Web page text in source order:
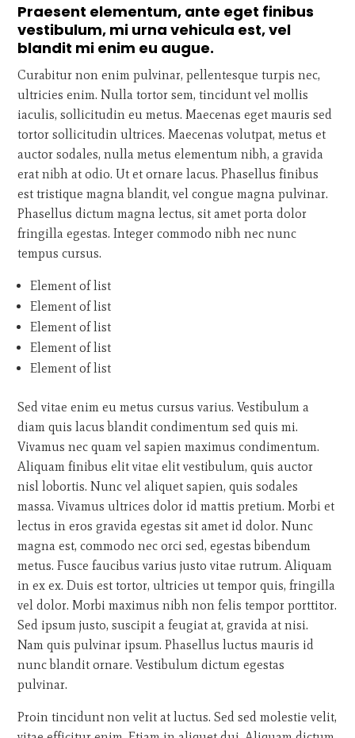
Praesent elementum, ante eget finibus
vestibulum, mi urna vehicula est, vel
blandit mi enim eu augue.
Curabitur non enim pulvinar, pellentesque turpis nec,
ultricies enim. Nulla tortor sem, tincidunt vel mollis
iaculis, sollicitudin eu metus. Maecenas eget mauris sed
tortor sollicitudin ultrices. Maecenas volutpat, metus et
auctor sodales, nulla metus elementum nibh, a gravida
erat nibh at odio. Ut et ornare lacus. Phasellus finibus
est tristique magna blandit, vel congue magna pulvinar.
Phasellus dictum magna lectus, sit amet porta dolor
fringilla egestas. Integer commodo nibh nec nunc
tempus cursus.
Element of list
Element of list
Element of list
Element of list
Element of list
Sed vitae enim eu metus cursus varius. Vestibulum a
diam quis lacus blandit condimentum sed quis mi.
Vivamus nec quam vel sapien maximus condimentum.
Aliquam finibus elit vitae elit vestibulum, quis auctor
nisl lobortis. Nunc vel aliquet sapien, quis sodales
massa. Vivamus ultrices dolor id mattis pretium. Morbi et
lectus in eros gravida egestas sit amet id dolor. Nunc
magna est, commodo nec orci sed, egestas bibendum
metus. Fusce faucibus varius justo vitae rutrum. Aliquam
in ex ex. Duis est tortor, ultricies ut tempor quis, fringilla
vel dolor. Morbi maximus nibh non felis tempor porttitor.
Sed ipsum justo, suscipit a feugiat at, gravida at nisi.
Nam quis pulvinar ipsum. Phasellus luctus mauris id
nunc blandit ornare. Vestibulum dictum egestas
pulvinar.
Proin tincidunt non velit at luctus. Sed sed molestie velit,